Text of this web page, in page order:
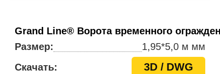
Grand Line® Ворота временного
Размер:
1,95*5,0 м мм
Скачать:
3D / DWG